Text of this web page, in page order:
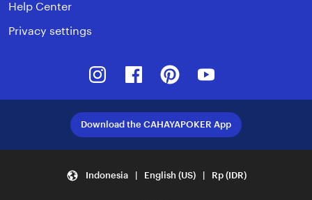
Help Center
Privacy settings
InstagramFacebookPinterest
Download the CAHAYAPOKER App
Indonesia | English (US) | Rp (IDR)